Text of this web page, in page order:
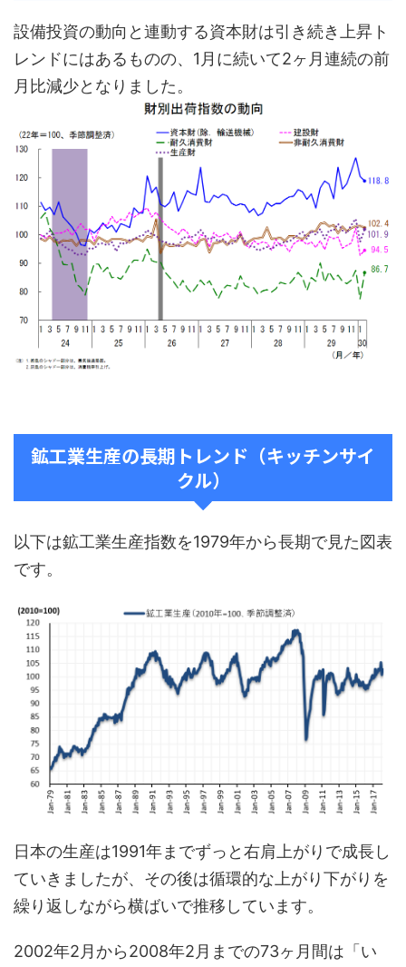
設備投資の動向と連動する資本財は引き続き上昇ト
レンドにはあるものの、1月に続いて2ヶ月連続の前
月比減少となりました。
鉱工業生産の長期トレンド（キッチンサイ
クル）
以下は鉱工業生産指数を1979年から長期で見た図表
です。
日本の生産は1991年までずっと右肩上がりで成長し
ていきましたが、その後は循環的な上がり下がりを
繰り返しながら横ばいで推移しています。
2002年2月から2008年2月までの73ヶ月間は「い